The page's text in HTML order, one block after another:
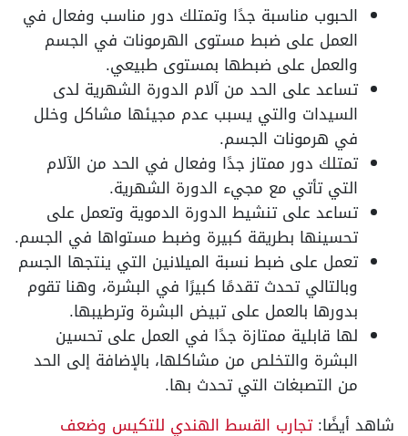
الحبوب مناسبة جدًا وتمتلك دور مناسب وفعال في
العمل على ضبط مستوى الهرمونات في الجسم
والعمل على ضبطها بمستوى طبيعي.
تساعد على الحد من آلام الدورة الشهرية لدى
السيدات والتي يسبب عدم مجيئها مشاكل وخلل
في هرمونات الجسم.
تمتلك دور ممتاز جدًا وفعال في الحد من الآلام
التي تأتي مع مجيء الدورة الشهرية.
تساعد على تنشيط الدورة الدموية وتعمل على
تحسينها بطريقة كبيرة وضبط مستواها في الجسم.
تعمل على ضبط نسبة الميلانين التي ينتجها الجسم
وبالتالي تحدث تقدمًا كبيرًا في البشرة، وهنا تقوم
بدورها بالعمل على تبيض البشرة وترطيبها.
لها قابلية ممتازة جدًا في العمل على تحسين
البشرة والتخلص من مشاكلها، بالإضافة إلى الحد
من التصبغات التي تحدث بها.
شاهد أيضًا:تجارب القسط الهندي للتكيس وضعف